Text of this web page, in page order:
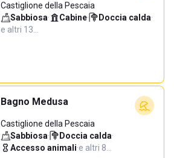
Castiglione della Pescaia
Sabbiosa· Cabine· Doccia calda·
e altri 13…
Bagno Medusa
Castiglione della Pescaia
Sabbiosa· Doccia calda·
Accesso animali·e altri 8…